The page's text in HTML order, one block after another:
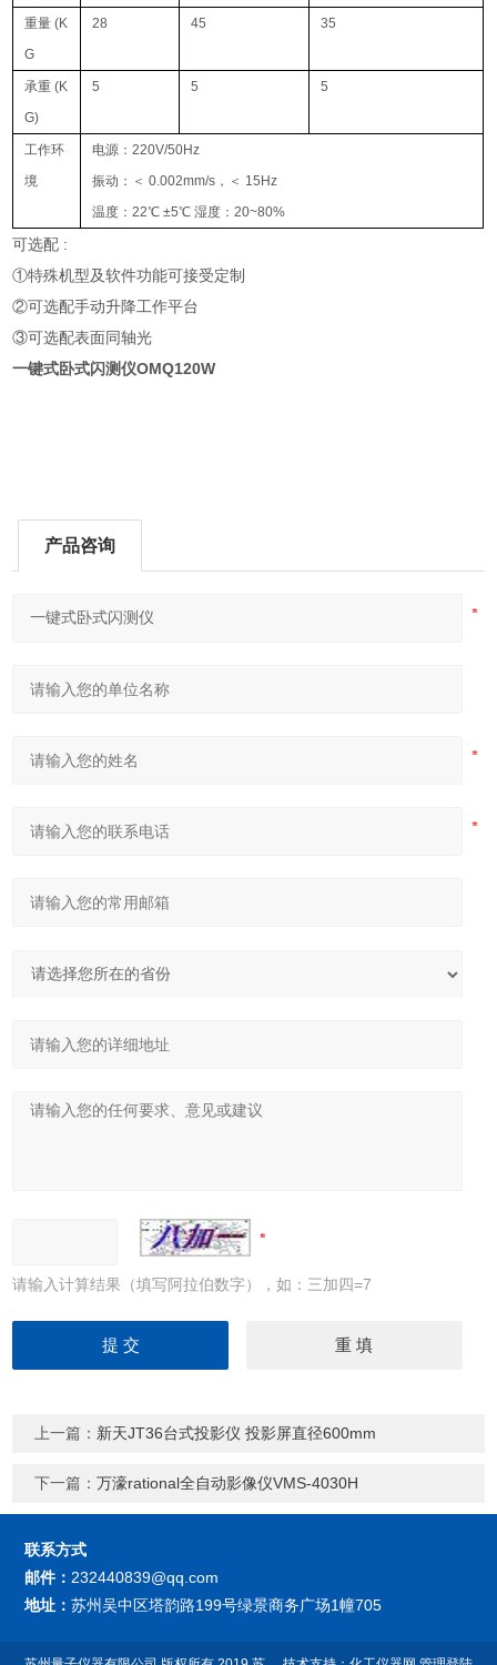
重量 (K
G
28 45 35
承重 (K
G)
5 5 5
工作环
境
电源：220V/50Hz
振动：＜ 0.002mm/s，＜ 15Hz
温度：22℃ ±5℃ 湿度：20~80%
可选配 :
①特殊机型及软件功能可接受定制
②可选配手动升降工作平台
③可选配表面同轴光
一键式卧式闪测仪OMQ120W
产品咨询
请输入计算结果（填写阿拉伯数字），如：三加四=7
上一篇： 新天JT36台式投影仪 投影屏直径600mm
下一篇：万濠rational全自动影像仪VMS-4030H
联系方式
邮件： 232440839@qq.com
地址：苏州吴中区塔韵路199号绿景商务广场1幢705